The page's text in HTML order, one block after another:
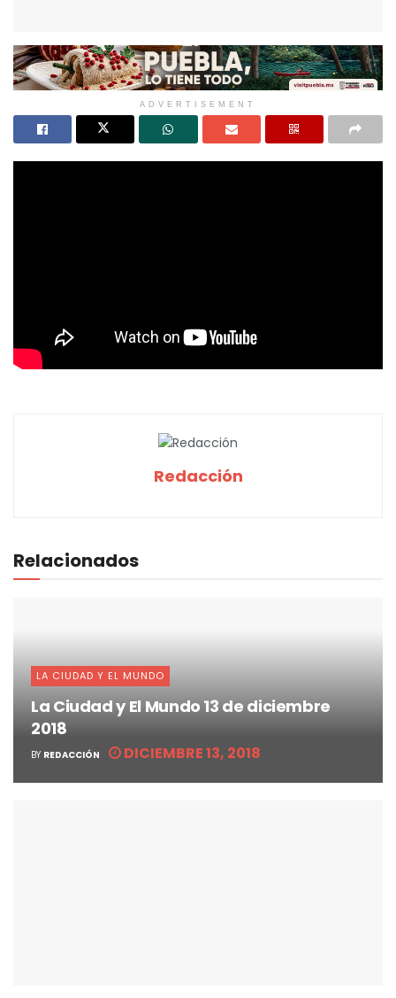
ADVERTISEMENT
Redacción
Relacionados
LA CIUDAD Y EL MUNDO
La Ciudad y El Mundo 13 de diciembre
2018
BY REDACCIÓN DICIEMBRE 13, 2018